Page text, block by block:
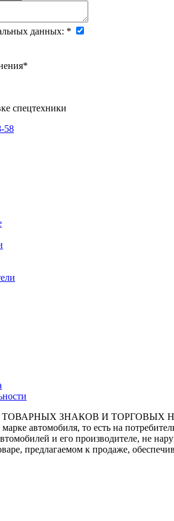
данных: *
*
спецтехники
58
ТОВАРНЫХ ЗНАКОВ И ТОРГОВЫХ
автомобиля, то есть на
и его производителе, не
предлагаемом к продаже,